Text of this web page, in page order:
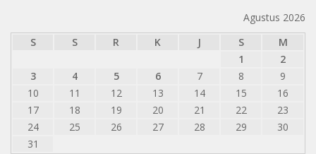
Agustus 2026
S
S R K J S
M
1
2
3
4 5 6 7 8
9
10
11 12 13 14 15
16
17
18 19 20 21 22
23
24
25 26 27 28 29
30
31